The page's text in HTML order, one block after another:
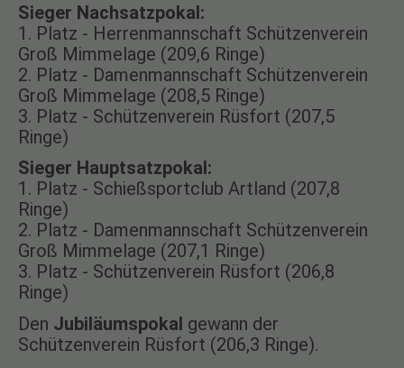
Sieger Nachsatzpokal:
1. Platz - Herrenmannschaft Schützenverein
Groß Mimmelage (209,6 Ringe)
2. Platz - Damenmannschaft Schützenverein
Groß Mimmelage (208,5 Ringe)
3. Platz - Schützenverein Rüsfort (207,5
Ringe)
Sieger Hauptsatzpokal:
1. Platz - Schießsportclub Artland (207,8
Ringe)
2. Platz - Damenmannschaft Schützenverein
Groß Mimmelage (207,1 Ringe)
3. Platz - Schützenverein Rüsfort (206,8
Ringe)
Den Jubiläumspokal gewann der
Schützenverein Rüsfort (206,3 Ringe).